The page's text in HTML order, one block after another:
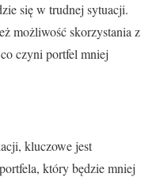
się w trudnej sytuacji.
możliwość skorzystania z
czyni portfel mniej
kluczowe jest
który będzie mniej